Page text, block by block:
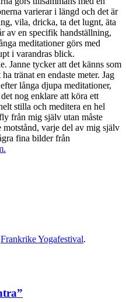
varierar i längd och det är
vila, dricka, ta det lugnt, äta
av en specifik handställning,
meditationer görs med
i varandras blick.
Janne tycker att det känns som
tränat en endaste meter. Jag
långa djupa meditationer,
nog enklare att köra ett
stilla och meditera en hel
från mig själv utan måste
varje del av mig själv
fina bilder från
Frankrike Yogafestival.
”